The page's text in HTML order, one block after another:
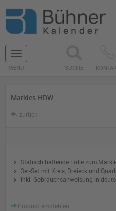
Navigation
MENÜ SUCHE
Markies HDW
zurück
Statisch haftende Folie zum
3er-Set mit Kreis, Dreieck und
inkl. Gebrauchsanweisung in
Produkt empfehlen